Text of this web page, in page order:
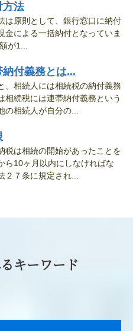
方法
は原則として、銀行窓口に納付
金による一括納付となっていま
が1...
付義務とは...
、相続人には相続税の納付義務
相続税には連帯納付義務という
の相続人が自分の...
税は相続の開始があったことを
ら10ヶ月以内にしなければな
２７条に規定され...
キーワード